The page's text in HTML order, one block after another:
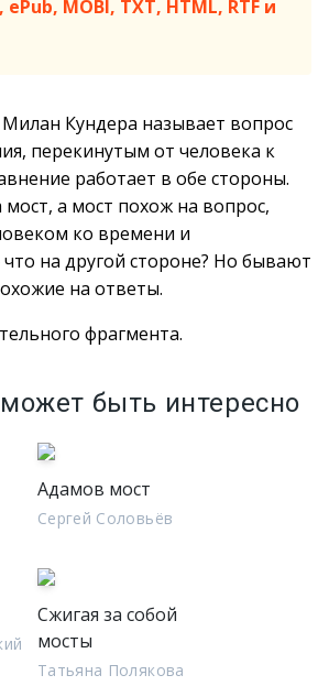
MOBI, TXT, HTML, RTF и
Кундера называет вопрос
перекинутым от человека к
работает в обе стороны.
а мост похож на вопрос,
ко времени и
на другой стороне? Но бывают
на ответы.
фрагмента.
быть интересно
Адамов мост
Сергей Соловьёв
Сжигая за собой
мосты
Татьяна Полякова